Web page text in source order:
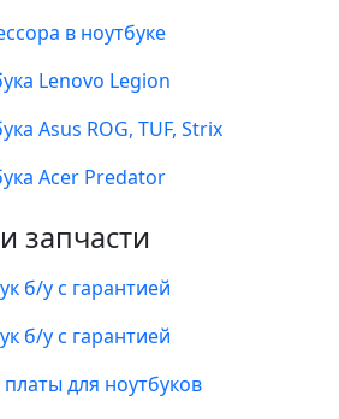
в ноутбуке
Lenovo Legion
Asus ROG, TUF, Strix
Acer Predator
запчасти
б/у с гарантией
б/у с гарантией
для ноутбуков